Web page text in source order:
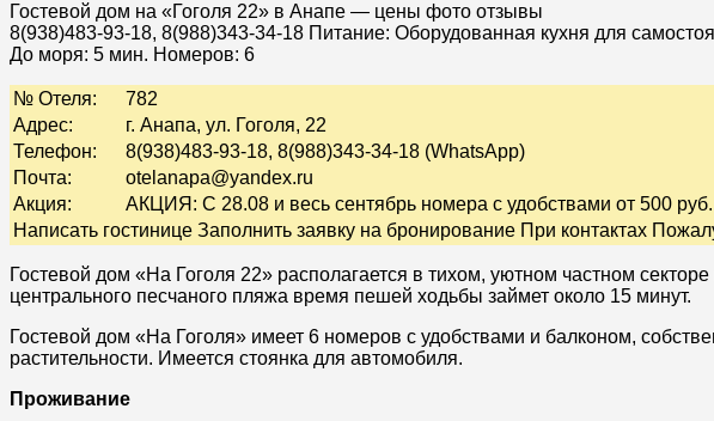
Гостевой дом на «Гоголя 22» в Анапе — цены фото отзывы
8(938)483-93-18, 8(988)343-34-18 Питание: Оборудованная кухня для
До моря: 5 мин. Номеров: 6
№ Отеля:
782
Адрес:
г. Анапа, ул. Гоголя, 22
Телефон:
8(938)483-93-18, 8(988)343-34-18 (WhatsApp)
Почта:
otelanapa@yandex.ru
Акция:
АКЦИЯ: С 28.08 и весь сентябрь номера с удобствами от 500 руб.
Написать гостинице Заполнить заявку на бронирование При контактах
Гостевой дом «На Гоголя 22» располагается в тихом, уютном частном
центрального песчаного пляжа время пешей ходьбы займет около 15 минут.
Гостевой дом «На Гоголя» имеет 6 номеров с удобствами и балконом,
растительности. Имеется стоянка для автомобиля.
Проживание